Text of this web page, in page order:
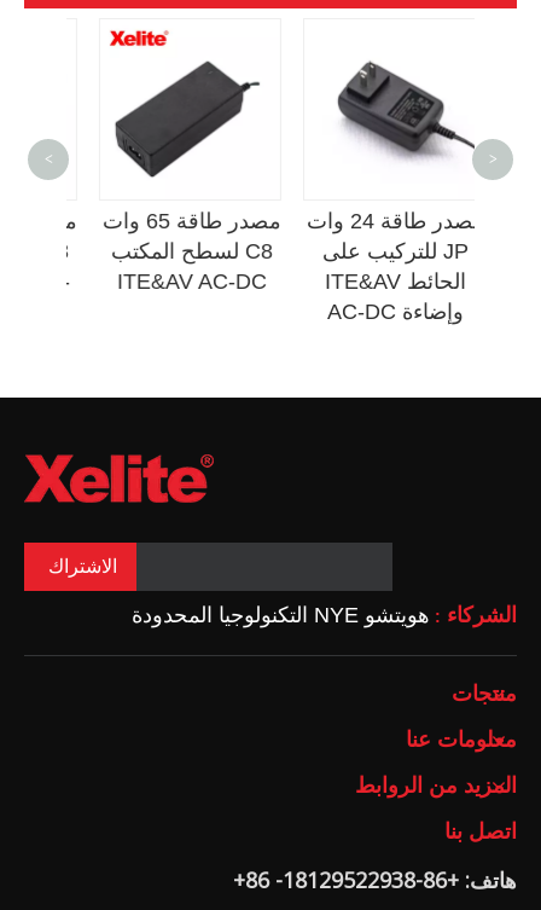
مصدر طاقة 65 وات
C8 لسطح المكتب
ITE&AV AC-DC
مصدر طاقة 24 وات
JP للتركيب على
الحائط ITE&AV
وإضاءة AC-DC
< >
الاشتراك
الشركاء : هويتشو NYE التكنولوجيا المحدودة
منتجات
معلومات عنا
المزيد من الروابط
اتصل بنا
هاتف: +86-18129522938- 86+